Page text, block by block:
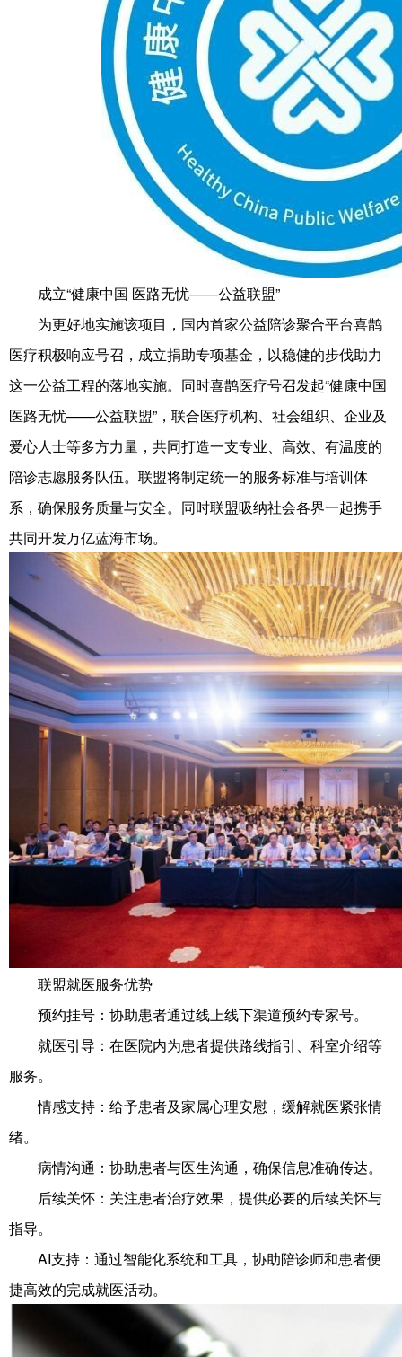
成立“健康中国 医路无忧——公益联盟”
为更好地实施该项目，国内首家公益陪诊聚合平台喜鹊
医疗积极响应号召，成立捐助专项基金，以稳健的步伐助力
这一公益工程的落地实施。同时喜鹊医疗号召发起“健康中国
医路无忧——公益联盟”，联合医疗机构、社会组织、企业及
爱心人士等多方力量，共同打造一支专业、高效、有温度的
陪诊志愿服务队伍。联盟将制定统一的服务标准与培训体
系，确保服务质量与安全。同时联盟吸纳社会各界一起携手
共同开发万亿蓝海市场。
联盟就医服务优势
预约挂号：协助患者通过线上线下渠道预约专家号。
就医引导：在医院内为患者提供路线指引、科室介绍等
服务。
情感支持：给予患者及家属心理安慰，缓解就医紧张情
绪。
病情沟通：协助患者与医生沟通，确保信息准确传达。
后续关怀：关注患者治疗效果，提供必要的后续关怀与
指导。
AI支持：通过智能化系统和工具，协助陪诊师和患者便
捷高效的完成就医活动。